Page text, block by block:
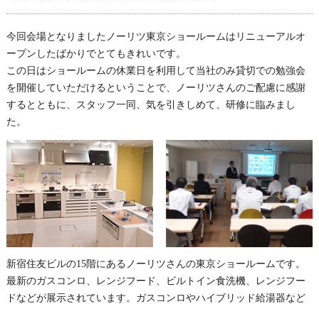
今回会場となりましたノーリツ東京ショールームはリニューアルオ
ープンしたばかりでとてもきれいです。
この日はショールームの休業日を利用して当社のみ貸切での勉強会
を開催していただけるということで、ノーリツさんのご配慮に感謝
するとともに、スタッフ一同、気を引きしめて、研修に臨みまし
た。
新宿住友ビルの15階にあるノーリツさんの東京ショールームです。
最新のガスコンロ、レンジフード、ビルトイン食洗機、レンジフー
ドなどが展示されています。ガスコンロやハイブリッド給湯器など